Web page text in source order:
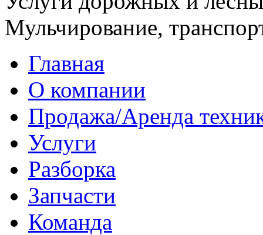
Мульчирование,
Главная
О компании
Продажа/Аренда
Услуги
Разборка
Запчасти
Команда